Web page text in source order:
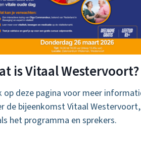
is Vitaal Westervoort?
op deze pagina voor meer
de bijeenkomst Vitaal Westervoort,
het programma en sprekers.